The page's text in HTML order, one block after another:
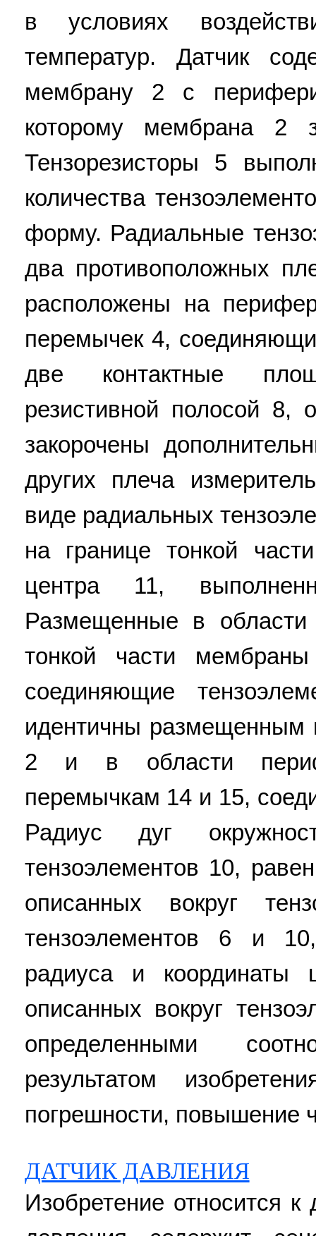
в условиях
температур. Датчик
мембрану 2 с
которому мембрана 2
Тензорезисторы 5
количества
форму. Радиальные
два противоположных
расположены на
перемычек 4,
две контактные
резистивной полосой 8,
закорочены
других плеча
виде радиальных
на границе тонкой
центра 11,
Размещенные в
тонкой части
соединяющие
идентичны размещенным
2 и в области
перемычкам 14 и 15,
Радиус дуг
тензоэлементов 10,
описанных вокруг
тензоэлементов 6 и
радиуса и координаты
описанных вокруг
определенными
результатом
погрешности, повышение
ДАТЧИК ДАВЛЕНИЯ
Изобретение относится